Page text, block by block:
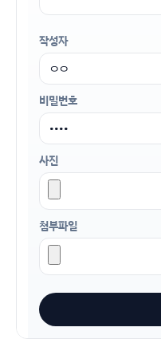
작성자
비밀번호
사진
첨부파일